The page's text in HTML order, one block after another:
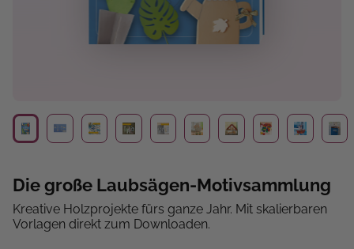
Die große Laubsägen-Motivsammlung
Kreative Holzprojekte fürs ganze Jahr. Mit skalierbaren
Vorlagen direkt zum Downloaden.